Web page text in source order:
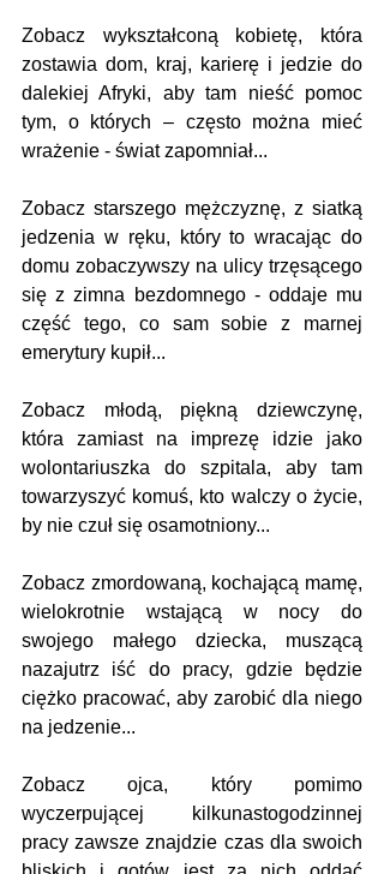
Zobacz wykształconą kobietę, która
zostawia dom, kraj, karierę i jedzie do
dalekiej Afryki, aby tam nieść pomoc
tym, o których – często można mieć
wrażenie - świat zapomniał...
Zobacz starszego mężczyznę, z siatką
jedzenia w ręku, który to wracając do
domu zobaczywszy na ulicy trzęsącego
się z zimna bezdomnego - oddaje mu
część tego, co sam sobie z marnej
emerytury kupił...
Zobacz młodą, piękną dziewczynę,
która zamiast na imprezę idzie jako
wolontariuszka do szpitala, aby tam
towarzyszyć komuś, kto walczy o życie,
by nie czuł się osamotniony...
Zobacz zmordowaną, kochającą mamę,
wielokrotnie wstającą w nocy do
swojego małego dziecka, muszącą
nazajutrz iść do pracy, gdzie będzie
ciężko pracować, aby zarobić dla niego
na jedzenie...
Zobacz ojca, który pomimo
wyczerpującej kilkunastogodzinnej
pracy zawsze znajdzie czas dla swoich